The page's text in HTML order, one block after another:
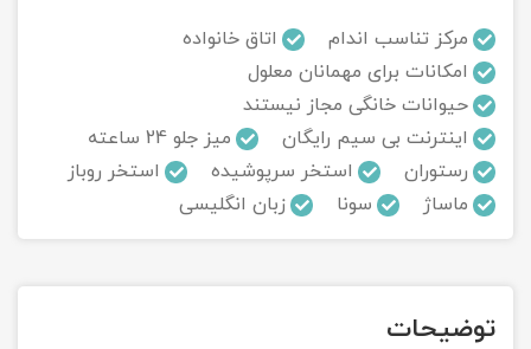
مرکز تناسب اندام
اتاق خانواده
امکانات برای مهمانان معلول
حیوانات خانگی مجاز نیستند
اینترنت بی سیم رایگان
میز جلو 24 ساعته
رستوران
استخر سرپوشیده
استخر روباز
ماساژ
سونا زبان انگلیسی
توضیحات
تور مرداب سراوان
تور گلستان
تور سوباتان
تور چابهار
تور کاشان